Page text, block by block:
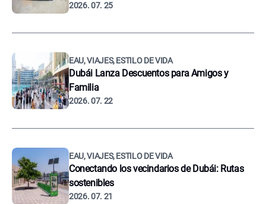
2026. 07. 25
EAU, VIAJES, ESTILO DE VIDA
Dubái Lanza Descuentos para Amigos y
Familia
2026. 07. 22
EAU, VIAJES, ESTILO DE VIDA
Conectando los vecindarios de Dubái: Rutas
sostenibles
2026. 07. 21